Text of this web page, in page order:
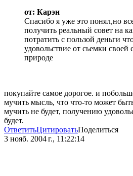
от: Карэн
Спасибо я уже это понял,но
получить реальный совет на
потратить с пользой деньги
удовольствие от сьемки своей
природе
покупайте самое дорогое. и
мучить мысль, что что-то может
мучить не будет, получению
будет.
ОтветитьЦитироватьПоделиться
3 нояб. 2004 г., 11:22:14